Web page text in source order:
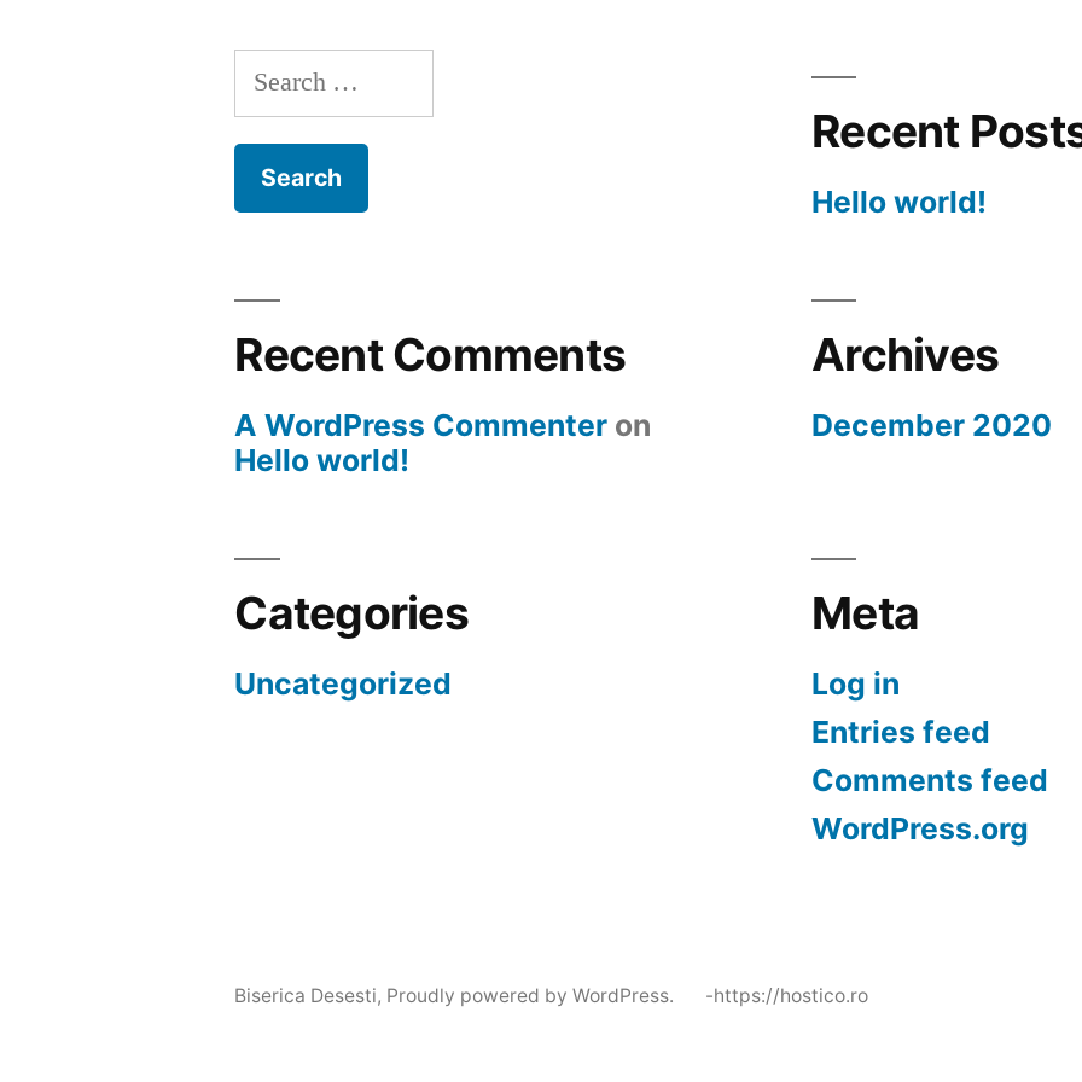
Search
for:
Recent
Hello world!
Recent Comments
A WordPress Commenter on
Hello world!
Archives
December 2020
Categories
Uncategorized
Meta
Log in
Entries feed
Comments feed
WordPress.org
Biserica Desesti, Proudly powered by WordPress. -https://hostico.ro